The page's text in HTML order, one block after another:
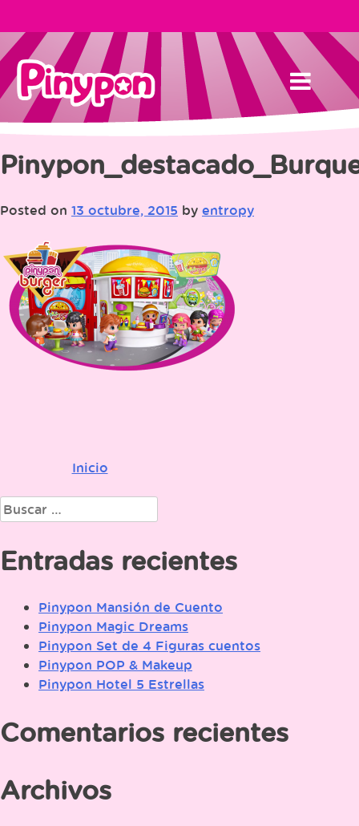
to
content
Posted on 13 octubre, 2015 by entropy
Navegación
de
entradas
Inicio
Buscar:
Entradas recientes
Pinypon Mansión de Cuento
Pinypon Magic Dreams
Pinypon Set de 4 Figuras cuentos
Pinypon POP & Makeup
Pinypon Hotel 5 Estrellas
Comentarios recientes
Archivos